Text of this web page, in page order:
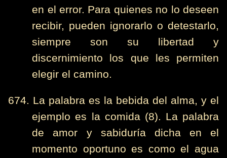
en el error. Para quienes no lo deseen
recibir, pueden ignorarlo o detestarlo,
siempre son su libertad y
discernimiento los que les permiten
elegir el camino.
674. La palabra es la bebida del alma, y el
ejemplo es la comida (8). La palabra
de amor y sabiduría dicha en el
momento oportuno es como el agua